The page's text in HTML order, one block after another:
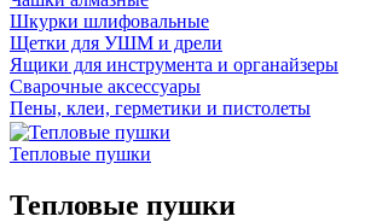
Шкурки шлифовальные
Щетки для УШМ и дрели
Ящики для инструмента и органайзеры
Сварочные аксессуары
Пены, клеи, герметики и пистолеты
Тепловые пушки
Тепловые пушки